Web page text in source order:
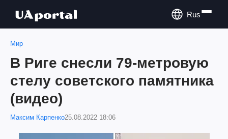
Rus
Мир
В Риге снесли 79-метровую
стелу советского памятника
(видео)
Максим Карпенко25.08.2022 18:06